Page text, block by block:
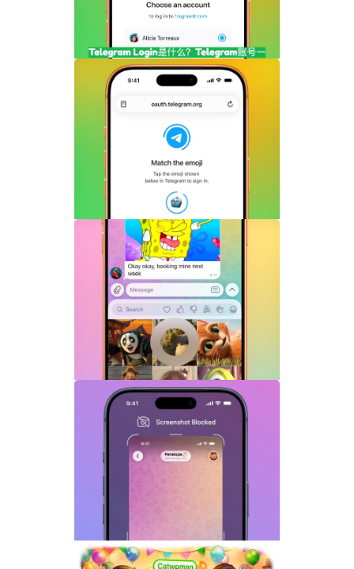
一键登录功能全面解析
Telegram机器人流式响应功能详解：AI回
复实时生成体验升级
Telegram GIF标题功能上线：动态图也能
添加文字说明与表情内容